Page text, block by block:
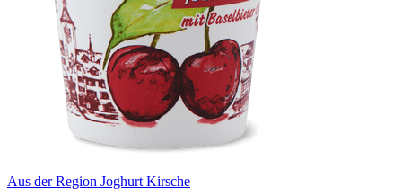
Aus der Region Joghurt Kirsche